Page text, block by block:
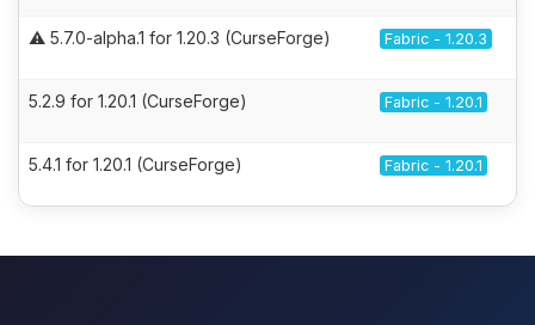
⚠️ 5.7.0-alpha.1 for 1.20.3 (CurseForge) Fabric - 1.20.3
5.2.9 for 1.20.1 (CurseForge) Fabric - 1.20.1
5.4.1 for 1.20.1 (CurseForge) Fabric - 1.20.1